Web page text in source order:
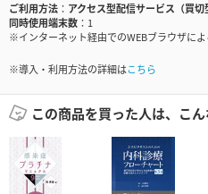
ご利用方法
アクセス型配信サービス（買切
同時使用端末数
1
※インターネット経由でのWEBブラウザに
※導入・利用方法の詳細はこちら
この商品を買った人は、こん